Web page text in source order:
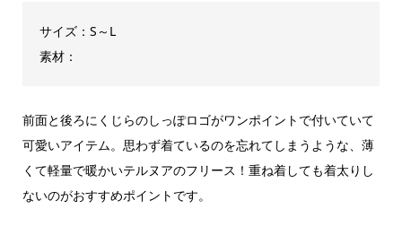
サイズ：S～L
素材：
前面と後ろにくじらのしっぽロゴがワンポイントで付いていて
可愛いアイテム。思わず着ているのを忘れてしまうような、薄
くて軽量で暖かいテルヌアのフリース！重ね着しても着太りし
ないのがおすすめポイントです。